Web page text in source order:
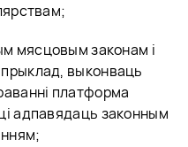
мясцовым законам і
выконваць
платформа
адпавядаць законным